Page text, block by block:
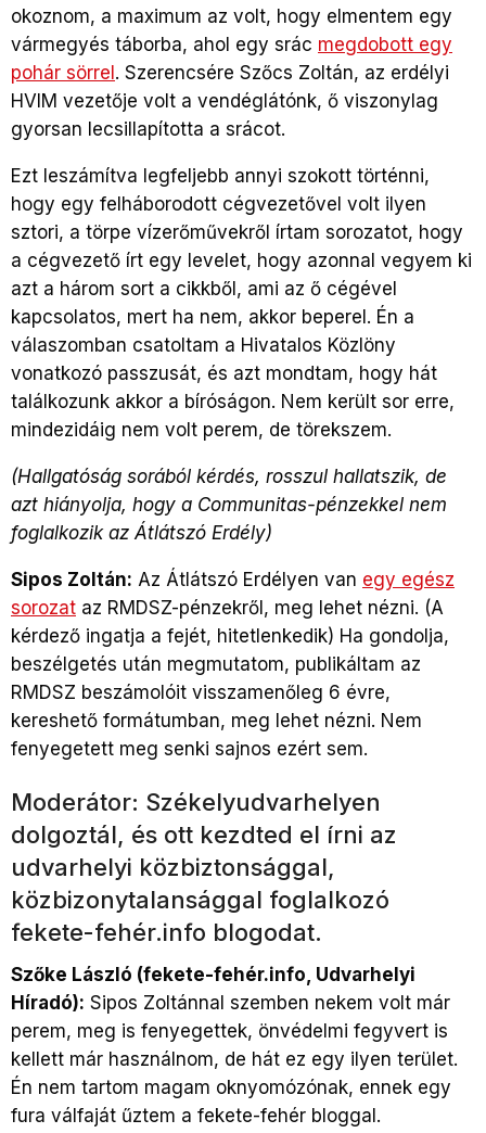
okoznom, a maximum az volt, hogy elmentem egy
vármegyés táborba, ahol egy srác megdobott egy
pohár sörrel. Szerencsére Szőcs Zoltán, az erdélyi
HVIM vezetője volt a vendéglátónk, ő viszonylag
gyorsan lecsillapította a srácot.
Ezt leszámítva legfeljebb annyi szokott történni,
hogy egy felháborodott cégvezetővel volt ilyen
sztori, a törpe vízerőművekről írtam sorozatot, hogy
a cégvezető írt egy levelet, hogy azonnal vegyem ki
azt a három sort a cikkből, ami az ő cégével
kapcsolatos, mert ha nem, akkor beperel. Én a
válaszomban csatoltam a Hivatalos Közlöny
vonatkozó passzusát, és azt mondtam, hogy hát
találkozunk akkor a bíróságon. Nem került sor erre,
mindezidáig nem volt perem, de törekszem.
(Hallgatóság sorából kérdés, rosszul hallatszik, de
azt hiányolja, hogy a Communitas-pénzekkel nem
foglalkozik az Átlátszó Erdély)
Sipos Zoltán: Az Átlátszó Erdélyen van egy egész
sorozat az RMDSZ-pénzekről, meg lehet nézni. (A
kérdező ingatja a fejét, hitetlenkedik) Ha gondolja,
beszélgetés után megmutatom, publikáltam az
RMDSZ beszámolóit visszamenőleg 6 évre,
kereshető formátumban, meg lehet nézni. Nem
fenyegetett meg senki sajnos ezért sem.
Moderátor: Székelyudvarhelyen
dolgoztál, és ott kezdted el írni az
udvarhelyi közbiztonsággal,
közbizonytalansággal foglalkozó
fekete-fehér.info blogodat.
Szőke László (fekete-fehér.info, Udvarhelyi
Híradó): Sipos Zoltánnal szemben nekem volt már
perem, meg is fenyegettek, önvédelmi fegyvert is
kellett már használnom, de hát ez egy ilyen terület.
Én nem tartom magam oknyomózónak, ennek egy
fura válfaját űztem a fekete-fehér bloggal.